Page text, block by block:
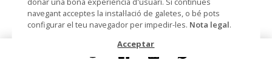
picaporta d'anella
Datació Segle XV
navegant acceptes la instal·lació de galetes, o bé pots
configurar el teu navegador per impedir-les. Nota legal.
Acceptar